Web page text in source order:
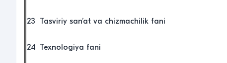
23 Tasviriy san’at va chizmachilik fani
24 Texnologiya fani